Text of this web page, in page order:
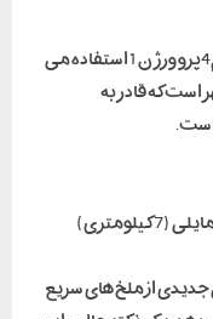
فانتوم 4 پرو ورژن 2 از دوربین مشابه فانتوم4پرو ورژن 1 استفاده می
مجهز است که قادر به
همچنان برد پروازی 4.3 مایلی (7 کیلومتری)
طراحی جدیدی از ملخ‌های سریع